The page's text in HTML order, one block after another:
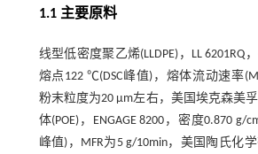
1.1 主要原料
线型低密度聚乙烯(LLDPE)，LL 6201RQ
熔点122 ℃(DSC峰值)，熔体流动速率
粉末粒度为20 μm左右，美国埃克森美
体(POE)，ENGAGE 8200，密度0.870 g/
峰值)，MFR为5 g/10min，美国陶氏化